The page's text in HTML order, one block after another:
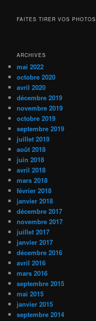
FAITES TIRER VOS PHOTOS
ARCHIVES
mai 2022
octobre 2020
avril 2020
décembre 2019
novembre 2019
octobre 2019
septembre 2019
juillet 2019
août 2018
juin 2018
avril 2018
mars 2018
février 2018
janvier 2018
décembre 2017
novembre 2017
juillet 2017
janvier 2017
décembre 2016
avril 2016
mars 2016
septembre 2015
mai 2015
janvier 2015
septembre 2014